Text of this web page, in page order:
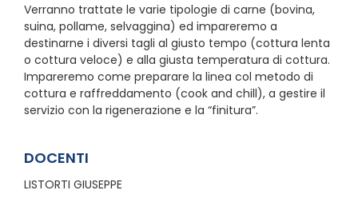
Verranno trattate le varie tipologie di carne (bovina,
suina, pollame, selvaggina) ed impareremo a
destinarne i diversi tagli al giusto tempo (cottura lenta
o cottura veloce) e alla giusta temperatura di cottura.
Impareremo come preparare la linea col metodo di
cottura e raffreddamento (cook and chill), a gestire il
servizio con la rigenerazione e la “finitura”.
DOCENTI
LISTORTI GIUSEPPE